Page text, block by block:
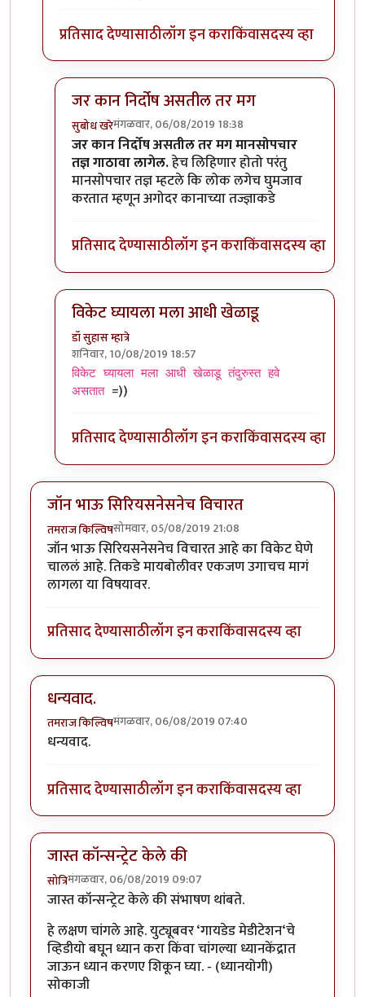
प्रतिसाद देण्यासाठीलॉग इन कराकिंवासदस्य व्हा
जर कान निर्दोष असतील तर मग
सुबोध खरेमंगळवार, 06/08/2019 18:38
In reply toकान बंद केल्यावर जर आवाज ऐकू
जर कान निर्दोष असतील तर मग मानसोपचार
तज्ञ गाठावा लागेल.हेच लिहिणार होतो परंतु
मानसोपचार तज्ञ म्हटले कि लोक लगेच घुमजाव
करतात म्हणून अगोदर कानाच्या तज्ज्ञाकडे
प्रतिसाद देण्यासाठीलॉग इन कराकिंवासदस्य व्हा
विकेट घ्यायला मला आधी खेळाडू
डॉ सुहास म्हात्रे
शनिवार, 10/08/2019 18:57
In reply to कान बंद केल्यावर जर आवाज ऐकू
विकेट घ्यायला मला आधी खेळाडू तंदुरुस्त हवे
असतात =))
प्रतिसाद देण्यासाठीलॉग इन कराकिंवासदस्य व्हा
जॉन भाऊ सिरियसनेसनेच विचारत
तमराज किल्विषसोमवार, 05/08/2019 21:08
जॉन भाऊ सिरियसनेसनेच विचारत आहे का विकेट घेणे
चाललं आहे. तिकडे मायबोलीवर एकजण उगाचच मागं
लागला या विषयावर.
प्रतिसाद देण्यासाठीलॉग इन कराकिंवासदस्य व्हा
धन्यवाद.
तमराज किल्विषमंगळवार, 06/08/2019 07:40
धन्यवाद.
प्रतिसाद देण्यासाठीलॉग इन कराकिंवासदस्य व्हा
जास्त कॉन्सन्ट्रेट केले की
सोत्रिमंगळवार, 06/08/2019 09:07
जास्त कॉन्सन्ट्रेट केले की संभाषण थांबते.
हे लक्षण चांगले आहे. युट्यूबवर ‘गायडेड मेडीटेशन‘चे
व्हिडीयो बघून ध्यान करा किंवा चांगल्या ध्यानकेंद्रात
जाऊन ध्यान करणए शिकून घ्या. - (ध्यानयोगी)
सोकाजी